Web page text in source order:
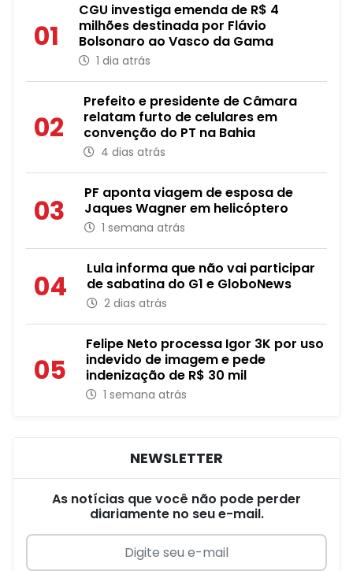
01
CGU investiga emenda de R$ 4
milhões destinada por Flávio
Bolsonaro ao Vasco da Gama
1 dia atrás
02
Prefeito e presidente de Câmara
relatam furto de celulares em
convenção do PT na Bahia
4 dias atrás
03
PF aponta viagem de esposa de
Jaques Wagner em helicóptero
1 semana atrás
04
Lula informa que não vai participar
de sabatina do G1 e GloboNews
2 dias atrás
05
Felipe Neto processa Igor 3K por uso
indevido de imagem e pede
indenização de R$ 30 mil
1 semana atrás
NEWSLETTER
As notícias que você não pode perder
diariamente no seu e-mail.